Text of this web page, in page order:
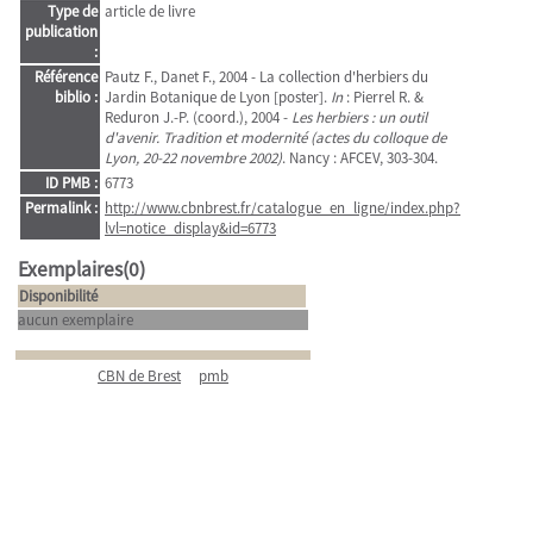
Type de
publication
:
article de livre
Référence
biblio :
Pautz F., Danet F., 2004 - La collection d'herbiers du
Jardin Botanique de Lyon [poster]. In: Pierrel R. &
Reduron J.-P. (coord.), 2004 - Les herbiers : un outil
d'avenir. Tradition et modernité (actes du colloque de
Lyon, 20-22 novembre 2002). Nancy : AFCEV, 303-304.
ID PMB : 6773
Permalink : http://www.cbnbrest.fr/catalogue_en_ligne/index.php?
lvl=notice_display&id=6773
Exemplaires(0)
Disponibilité
aucun exemplaire
CBN de Brest pmb